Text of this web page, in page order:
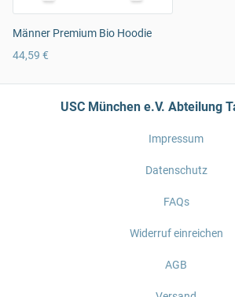
Männer Premium Bio Hoodie
44,59 €
USC München e.V. Abteilung
Impressum
Datenschutz
FAQs
Widerruf einreichen
AGB